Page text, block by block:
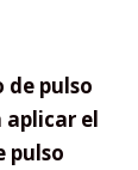
de pulso
aplicar el
pulso